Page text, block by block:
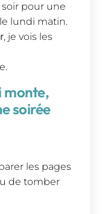
pour une
lundi matin.
, je vois les
monte,
soirée
les pages
de tomber